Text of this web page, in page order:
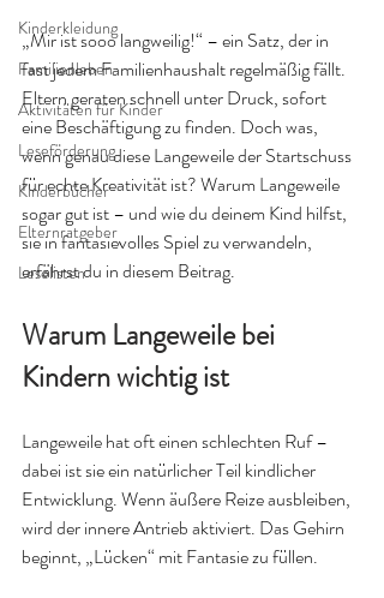
Kinderkleidung
Familienleben
Aktivitäten für Kinder
Leseförderung
Kinderbücher
Elternratgeber
Leselisten
„Mir ist sooo langweilig!“ – ein Satz, der in
fast jedem Familienhaushalt regelmäßig fällt.
Eltern geraten schnell unter Druck, sofort
eine Beschäftigung zu finden. Doch was,
wenn genau diese Langeweile der Startschuss
für echte Kreativität ist? Warum Langeweile
sogar gut ist – und wie du deinem Kind hilfst,
sie in fantasievolles Spiel zu verwandeln,
erfährst du in diesem Beitrag.
Warum Langeweile bei
Kindern wichtig ist
Langeweile hat oft einen schlechten Ruf –
dabei ist sie ein natürlicher Teil kindlicher
Entwicklung. Wenn äußere Reize ausbleiben,
wird der innere Antrieb aktiviert. Das Gehirn
beginnt, „Lücken“ mit Fantasie zu füllen.